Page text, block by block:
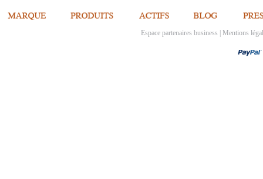
Espace partenaires business Mentions